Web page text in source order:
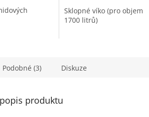
Sklopné víko (pro objem
1700 litrů)
Podobné (3) Diskuze
produktu